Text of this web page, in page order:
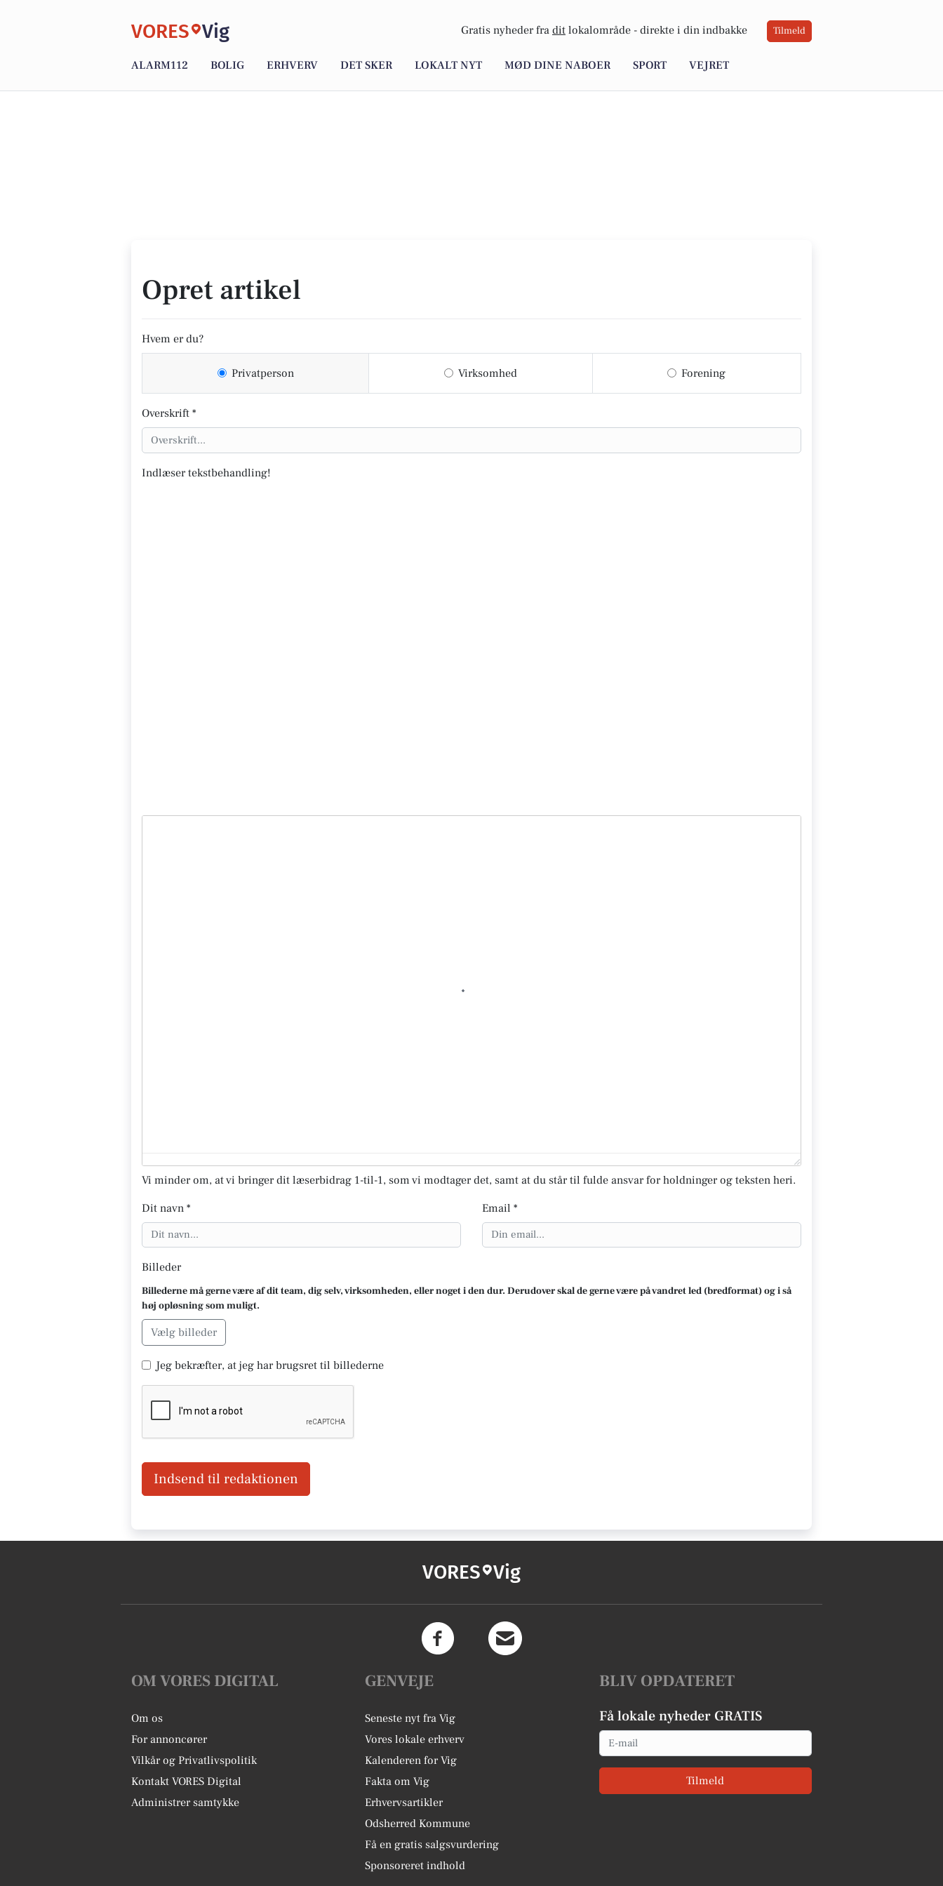
VORES Vig Gratis nyheder fra dit lokalområde - direkte i din indbakke Tilmeld
ALARM112 BOLIG ERHVERV DET SKER LOKALT NYT MØD DINE NABOER SPORT VEJRET
Opret artikel
Hvem er du?
Privatperson Virksomhed Forening
Overskrift *
Indlæser tekstbehandling!
Vi minder om, at vi bringer dit læserbidrag 1-til-1, som vi modtager det, samt at du står til fulde ansvar for holdninger og teksten heri.
Dit navn *
Email *
Billeder
Billederne må gerne være af dit team, dig selv, virksomheden, eller noget i den dur. Derudover skal de gerne være på vandret led (bredformat) og i så
høj opløsning som muligt.
Vælg billeder
Jeg bekræfter, at jeg har brugsret til billederne
Indsend til redaktionen
VORES Vig
OM VORES DIGITAL
Om os
For annoncører
Vilkår og Privatlivspolitik
Kontakt VORES Digital
Administrer samtykke
GENVEJE
Seneste nyt fra Vig
Vores lokale erhverv
Kalenderen for Vig
Fakta om Vig
Erhvervsartikler
Odsherred Kommune
Få en gratis salgsvurdering
Sponsoreret indhold
BLIV OPDATERET
Få lokale nyheder GRATIS
Email
Tilmeld